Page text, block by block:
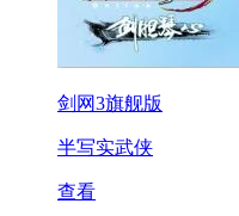
剑网3旗舰版
半写实武侠
查看